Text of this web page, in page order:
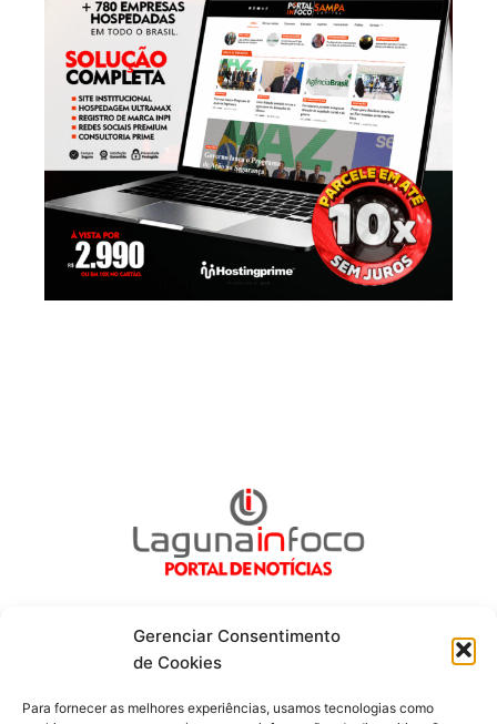
Gerenciar Consentimento
de Cookies
Para fornecer as melhores experiências, usamos tecnologias como